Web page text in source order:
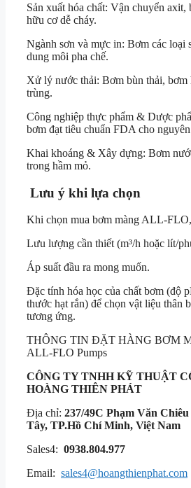
Sản xuất hóa chất: Vận chuyển axit,
hữu cơ dễ cháy.
Ngành sơn và mực in: Bơm các loại
dung môi pha chế.
Xử lý nước thải: Bơm bùn thải, bơm
trùng.
Công nghiệp thực phẩm & Dược
bơm đạt tiêu chuẩn FDA cho
Khai khoáng & Xây dựng: Bơm
trong hầm mỏ.
Lưu ý khi lựa chọn
Khi chọn mua bơm màng ALL-
Lưu lượng cần thiết (m³/h hoặc lít/
Áp suất đầu ra mong muốn.
Đặc tính hóa học của chất bơm (độ
thước hạt rắn) để chọn vật liệu thân
tương ứng.
THÔNG TIN ĐẶT HÀNG BƠM
ALL-FLO Pumps
CÔNG TY TNHH KỸ THUẬT
HOÀNG THIÊN PHÁT
Địa chỉ: 237/49C Phạm Văn
Tây, TP.Hồ Chí Minh, Việt Nam
Sales4: 0938.804.977
Email: sales4@hoangthienphat.com